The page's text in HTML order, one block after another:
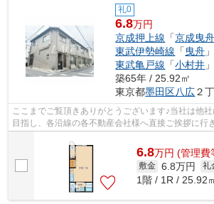
礼0
6.8万円
京成押上線 「京成曳舟
東武伊勢崎線 「 曳舟
東武亀戸線 「小村井
築65年 / 25.92㎡
東京都墨田区八広２
ここまでご覧頂きありがとうございます♪当社は他
目指し、各沿線の各不動産会社様へ直接ご挨拶に行
6.8万円 (管理費
敷金 6.8万円 礼
1階 / 1R / 25.92